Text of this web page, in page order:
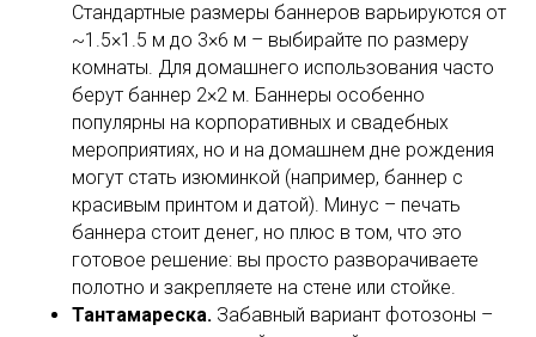
Стандартные размеры баннеров варьируются от
~1.5×1.5 м до 3×6 м – выбирайте по размеру
комнаты. Для домашнего использования часто
берут баннер 2×2 м. Баннеры особенно
популярны на корпоративных и свадебных
мероприятиях, но и на домашнем дне рождения
могут стать изюминкой (например, баннер с
красивым принтом и датой). Минус – печать
баннера стоит денег, но плюс в том, что это
готовое решение: вы просто разворачиваете
полотно и закрепляете на стене или стойке.
Тантамареска. Забавный вариант фотозоны –